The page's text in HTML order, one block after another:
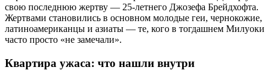
свою последнюю жертву — 25-летнего Джозефа Брейдхофта.
Жертвами становились в основном молодые геи, чернокожие,
латиноамериканцы и азиаты — те, кого в тогдашнем Милуоки
часто просто «не замечали».
Квартира ужаса: что нашли внутри